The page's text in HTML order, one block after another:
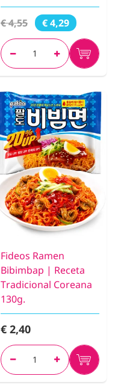
€ 4,55 € 4,29
Fideos Ramen
Bibimbap | Receta
Tradicional Coreana
130g.
€ 2,40